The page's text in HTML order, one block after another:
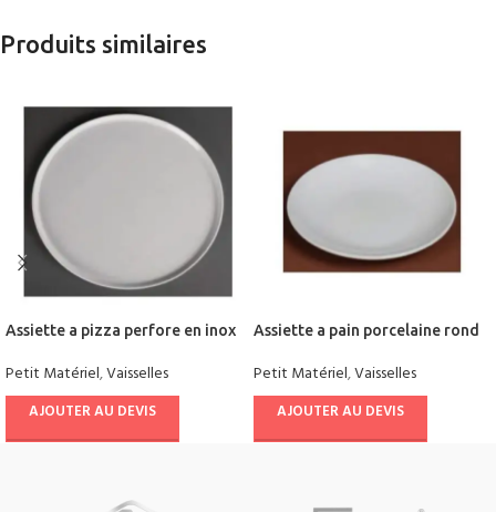
Produits similaires
Assiette a pizza perfore en inox
Petit Matériel,Vaisselles
AJOUTER AU DEVIS
Assiette a pain porcelaine rond
Petit Matériel,Vaisselles
AJOUTER AU DEVIS